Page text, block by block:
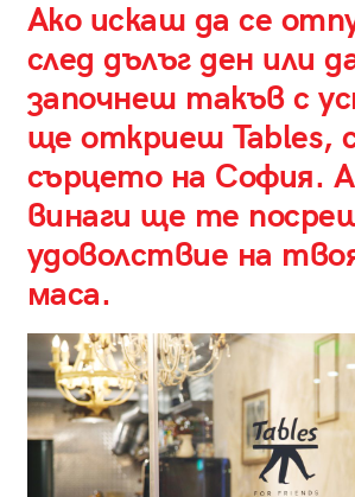
Ако искаш да се
след дълъг ден или
започнеш такъв с
ще откриеш Tables,
сърцето на София.
винаги ще те
удоволствие на
маса.